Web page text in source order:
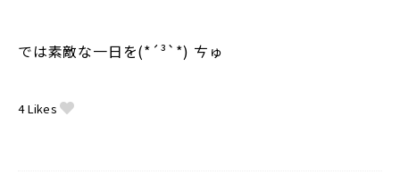
では素敵な一日を(*´³`*) ㄘゅ
4Likes